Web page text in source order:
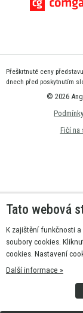
Přeškrtnuté ceny
dnech před poskytnutím
© 2026
Fičí na
Tato webová
K zajištění funkčnosti
soubory cookies.
cookies. Nastavení
Další informace »